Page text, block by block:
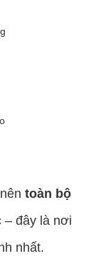
toàn bộ
– đây là nơi
nhất.